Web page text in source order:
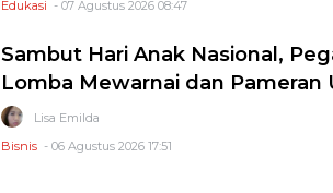
Edukasi - 07 Agustus 2026 08:47
Sambut Hari Anak Nasional,
Lomba Mewarnai dan Pameran
Lisa Emilda
Bisnis - 06 Agustus 2026 17:51